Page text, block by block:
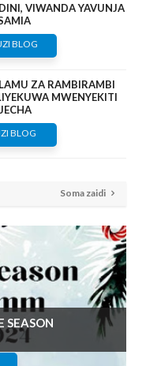
VIWANDA YAVUNJA
BLOG
ZA RAMBIRAMBI
MWENYEKITI
BLOG
Soma zaidi
SEASON